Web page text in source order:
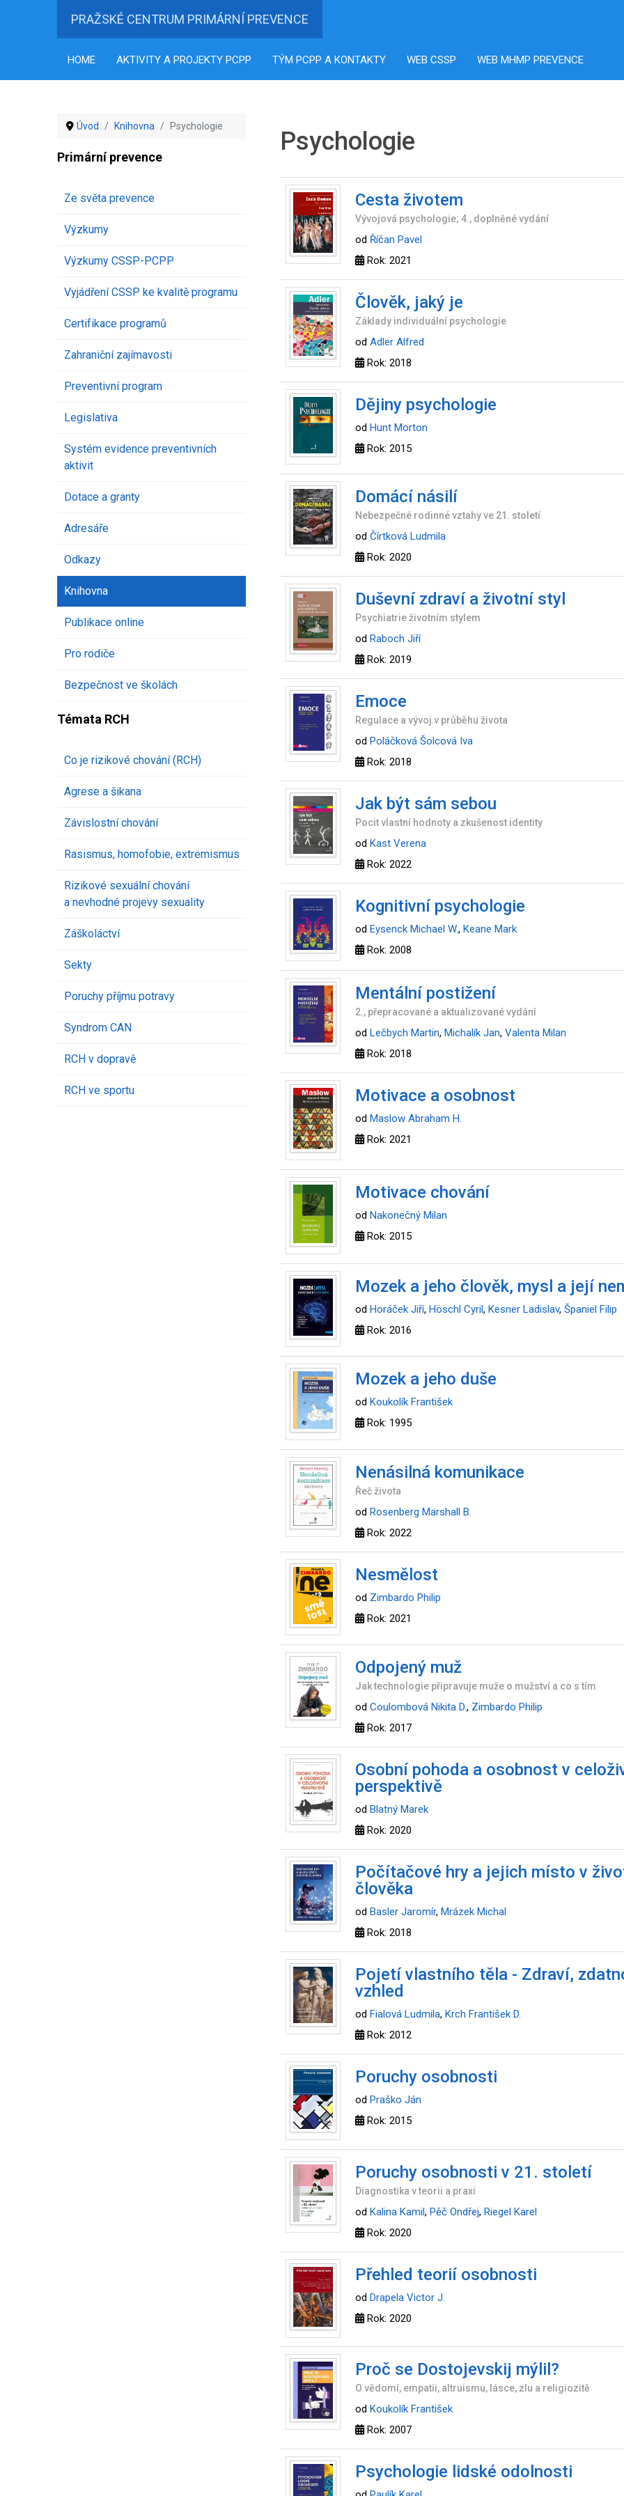
PRAŽSKÉ CENTRUM PRIMÁRNÍ PREVENCE
HOME AKTIVITY A PROJEKTY PCPP TÝM PCPP A KONTAKTY WEB CSSP WEB MHMP PREVENCE
Úvod Knihovna Psychologie
Primární prevence
Ze světa prevence
Výzkumy
Výzkumy CSSP-PCPP
Vyjádření CSSP ke kvalitě programu
Certifikace programů
Zahraniční zajímavosti
Preventivní program
Legislativa
Systém evidence preventivních
aktivit
Dotace a granty
Adresáře
Odkazy
Knihovna
Publikace online
Pro rodiče
Bezpečnost ve školách
Témata RCH
Co je rizikové chování (RCH)
Agrese a šikana
Závislostní chování
Rasismus, homofobie, extremismus
Rizikové sexuální chování
a nevhodné projevy sexuality
Záškoláctví
Sekty
Poruchy příjmu potravy
Syndrom CAN
RCH v dopravě
RCH ve sportu
Psychologie
Cesta životem
Vývojová psychologie; 4., doplněné vydání
od Říčan Pavel
Rok: 2021
Člověk, jaký je
Základy individuální psychologie
odAdler Alfred
Rok: 2018
Dějiny psychologie
od Hunt Morton
Rok: 2015
Domácí násilí
Nebezpečné rodinné vztahy ve 21. století
odČírtková Ludmila
Rok: 2020
Duševní zdraví a životní styl
Psychiatrie životním stylem
od Raboch Jiří
Rok: 2019
Emoce
Regulace a vývoj v průběhu života
od Poláčková Šolcová Iva
Rok: 2018
Jak být sám sebou
Pocit vlastní hodnoty a zkušenost identity
od Kast Verena
Rok: 2022
Kognitivní psychologie
od Eysenck Michael W., Keane Mark
Rok: 2008
Mentální postižení
2., přepracované a aktualizované vydání
od Lečbych Martin, Michalík Jan,Valenta Milan
Rok: 2018
Motivace a osobnost
od Maslow Abraham H.
Rok: 2021
Motivace chování
od Nakonečný Milan
Rok: 2015
Mozek a jeho člověk, mysl a její
od Horáček Jiří, Höschl Cyril, Kesner Ladislav,Španiel Filip
Rok: 2016
Mozek a jeho duše
od Koukolík František
Rok: 1995
Nenásilná komunikace
Řeč života
od Rosenberg Marshall B.
Rok: 2022
Nesmělost
od Zimbardo Philip
Rok: 2021
Odpojený muž
Jak technologie připravuje muže o mužství a co s tím
odCoulombová Nikita D., Zimbardo Philip
Rok: 2017
Osobní pohoda a osobnost v
perspektivě
od Blatný Marek
Rok: 2020
Počítačové hry a jejich místo v
člověka
od Basler Jaromír, Mrázek Michal
Rok: 2018
Pojetí vlastního těla - Zdraví,
vzhled
od Fialová Ludmila, Krch František D.
Rok: 2012
Poruchy osobnosti
od Praško Ján
Rok: 2015
Poruchy osobnosti v 21. století
Diagnostika v teorii a praxi
od Kalina Kamil, Pěč Ondřej, Riegel Karel
Rok: 2020
Přehled teorií osobnosti
od Drapela Victor J.
Rok: 2020
Proč se Dostojevskij mýlil?
O vědomí, empatii, altruismu, lásce, zlu a religiozitě
od Koukolík František
Rok: 2007
Psychologie lidské odolnosti